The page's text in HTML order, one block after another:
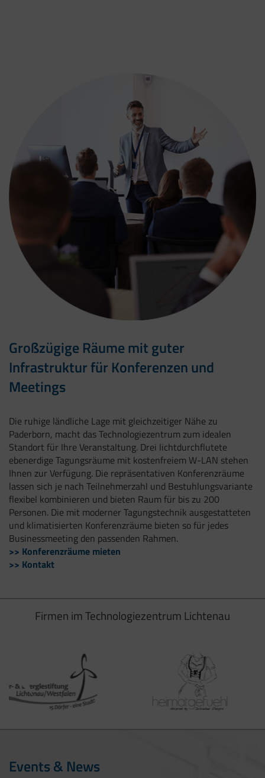
Großzügige Räume mit guter
Infrastruktur für Konferenzen und
Meetings
Die ruhige ländliche Lage mit gleichzeitiger Nähe zu
Paderborn, macht das Technologiezentrum zum idealen
Standort für Ihre Veranstaltung. Drei lichtdurchflutete
ebenerdige Tagungsräume mit kostenfreiem W-LAN stehen
Ihnen zur Verfügung. Die repräsentativen Konferenzräume
lassen sich je nach Teilnehmerzahl und Bestuhlungsvariante
flexibel kombinieren und bieten Raum für bis zu 200
Personen. Die mit moderner Tagungstechnik ausgestatteten
und klimatisierten Konferenzräume bieten so für jedes
Businessmeeting den passenden Rahmen.
>> Konferenzräume mieten
>> Kontakt
Firmen im Technologiezentrum Lichtenau
Events & News